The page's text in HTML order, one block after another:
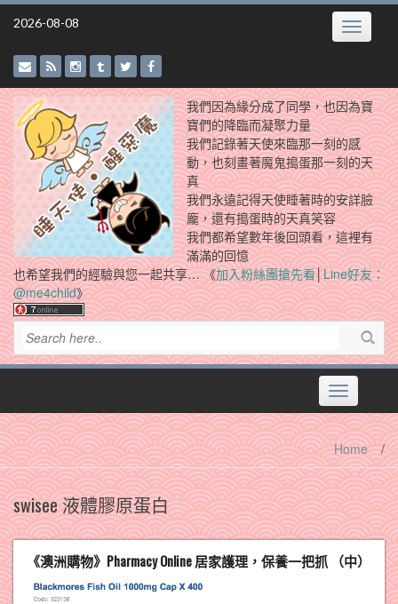
Skip
2026-08-08 Toggle
我們因為緣分成了同學，也因為寶
寶們的降臨而凝聚力量
我們記錄著天使來臨那一刻的感
動，也刻畫著魔鬼搗蛋那一刻的天
真
我們永遠記得天使睡著時的安詳臉
龐，還有搗蛋時的天真笑容
我們都希望數年後回頭看，這裡有
滿滿的回憶
也希望我們的經驗與您一起共享… 《加入粉絲團搶先看│Line好友：
@me4child》
Toggle
navigation
Home /
swisee 液體膠原蛋白
《澳洲購物》Pharmacy Online 居家護理，保養一把抓 （中）